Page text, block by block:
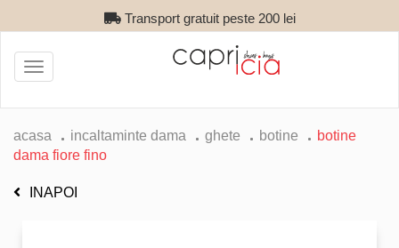
Transport gratuit peste 200 lei
Toggle
navigation
acasa incaltaminte dama ghete botine
botine
dama fiore fino
INAPOI